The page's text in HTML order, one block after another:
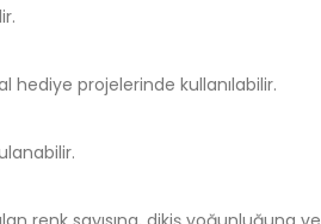
hediye projelerinde kullanılabilir.